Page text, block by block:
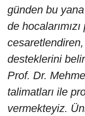
günden bu
de
desteklerini
Prof. Dr.
talimatları ile
vermekteyiz.